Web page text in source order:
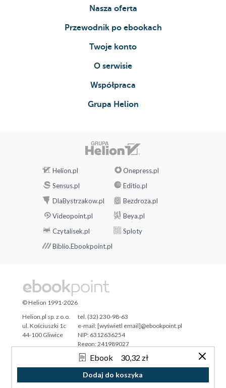
Ebook 30,32 zł
Dodaj do koszyka
Nasza oferta
Przewodnik po ebookach
Twoje konto
O serwisie
Współpraca
Grupa Helion
Helion.pl
Onepress.pl
Sensus.pl
Editio.pl
DlaBystrzakow.pl
Bezdroza.pl
Videopoint.pl
Beya.pl
Czytalisek.pl
Sploty
Biblio.Ebookpoint.pl
Tonik.pl
© Helion 1991-2026
Helion.pl sp. z o.o.
ul. Kościuszki 1c
44-100 Gliwice
tel. (32) 230-98-63
e-mail:[wyświetl email]@ebookpoint.pl
NIP: 6312636254
Regon: 241989027